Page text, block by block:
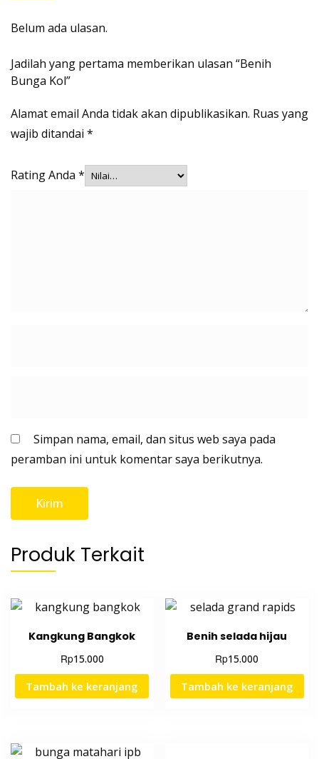
Belum ada ulasan.
Jadilah yang pertama memberikan ulasan “Benih
Bunga Kol”
Alamat email Anda tidak akan dipublikasikan. Ruas yang
wajib ditandai *
Rating Anda *
Simpan nama, email, dan situs web saya pada
peramban ini untuk komentar saya berikutnya.
Produk Terkait
Kangkung Bangkok
Rp15.000
Tambah ke keranjang
Benih selada hijau
Rp15.000
Tambah ke keranjang